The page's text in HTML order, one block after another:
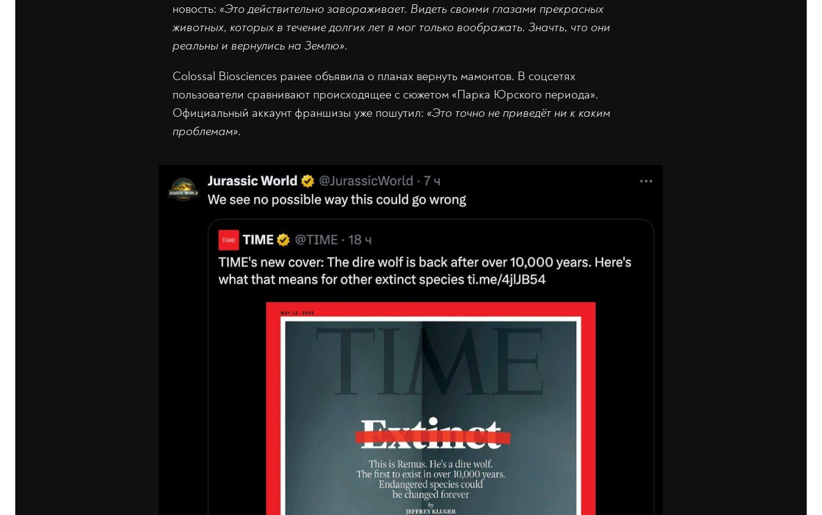
новость: «Это действительно завораживает. Видеть своими глазами прекрасных
животных, которых в течение долгих лет я мог только воображать. Значть, что они
реальны и вернулись на Землю».
Colossal Biosciences ранее объявила о планах вернуть мамонтов. В соцсетях
пользователи сравнивают происходящее с сюжетом «Парка Юрского периода».
Официальный аккаунт франшизы уже пошутил: «Это точно не приведёт ни к каким
проблемам».